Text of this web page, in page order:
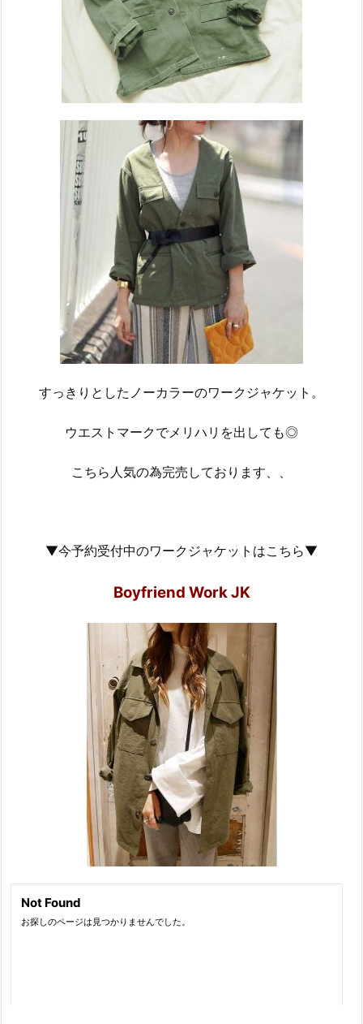
すっきりとしたノーカラーのワークジャケット。
ウエストマークでメリハリを出しても◎
こちら人気の為完売しております、、
▼今予約受付中のワークジャケットはこちら▼
Boyfriend Work JK